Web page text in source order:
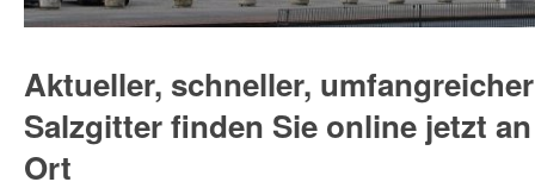
Aktueller, schneller,
Salzgitter finden Sie online jetzt
Ort